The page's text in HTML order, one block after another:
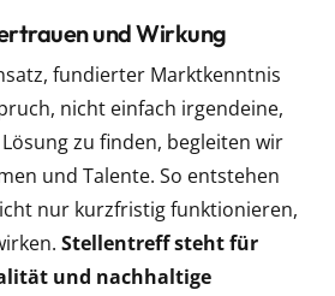
und Wirkung
fundierter Marktkenntnis
nicht einfach irgendeine,
zu finden, begleiten wir
und Talente. So entstehen
nur kurzfristig funktionieren,
Stellentreff steht für
und nachhaltige